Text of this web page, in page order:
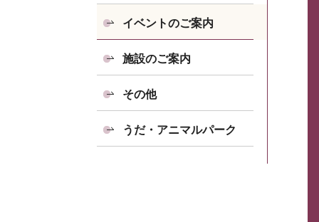
イベントのご案内
施設のご案内
その他
うだ・アニマルパーク